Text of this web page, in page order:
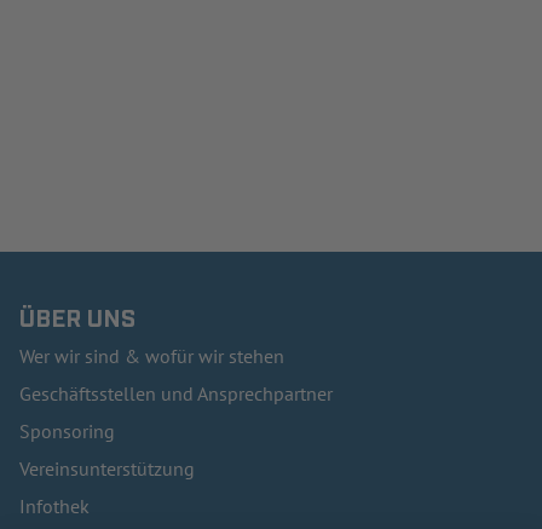
ÜBER UNS
Wer wir sind & wofür wir stehen
Geschäftsstellen und Ansprechpartner
Sponsoring
Vereinsunterstützung
Infothek